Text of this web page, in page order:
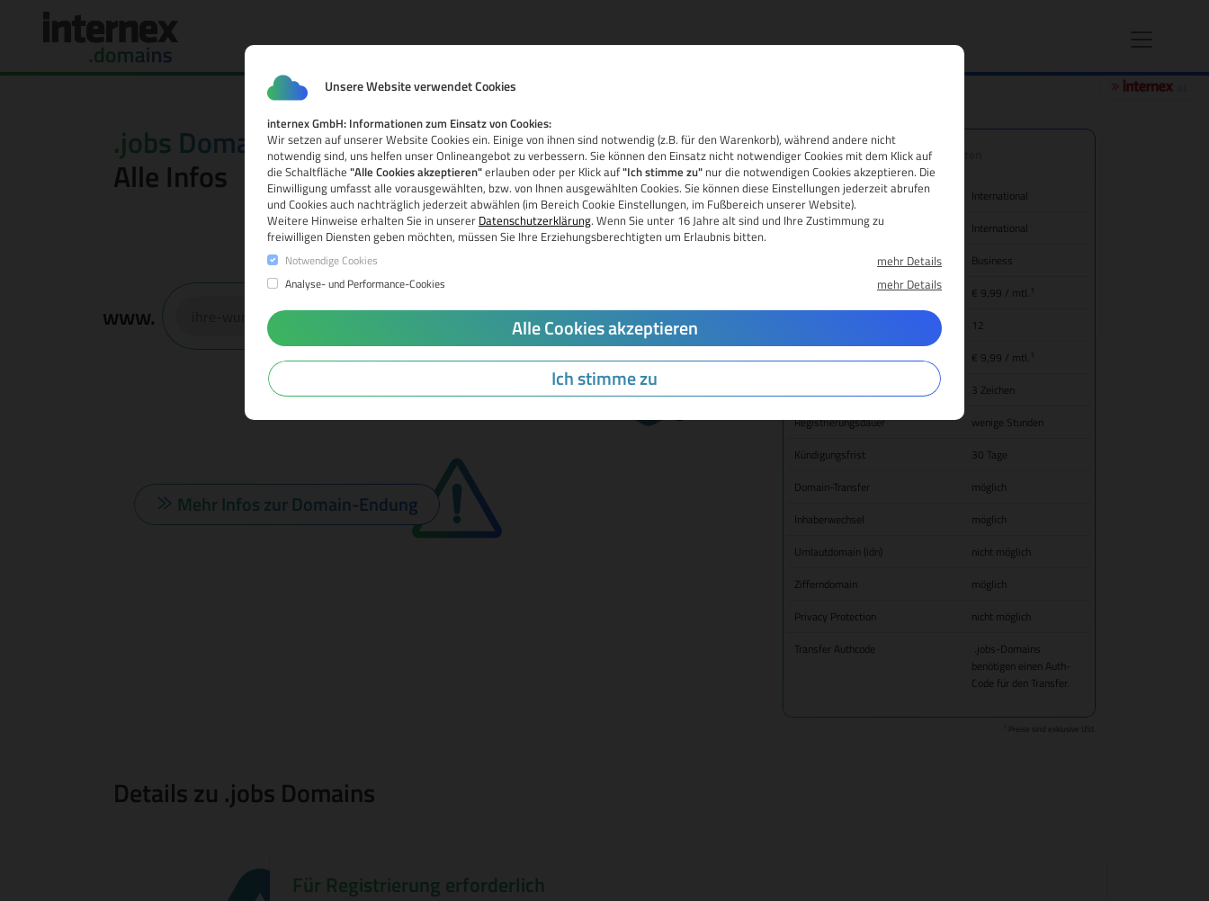
Unsere Website verwendet Cookies
internex GmbH: Informationen zum Einsatz von Cookies:
Wir setzen auf unserer Website Cookies ein. Einige von ihnen sind notwendig (z.B. für den Warenkorb), während andere nicht
notwendig sind, uns helfen unser Onlineangebot zu verbessern. Sie können den Einsatz nicht notwendiger Cookies mit dem Klick auf
die Schaltfläche "Alle Cookies akzeptieren"erlauben oder per Klick auf"Ich stimme zu" nur die notwendigen Cookies akzeptieren. Die
Einwilligung umfasst alle vorausgewählten, bzw. von Ihnen ausgewählten Cookies. Sie können diese Einstellungen jederzeit abrufen
und Cookies auch nachträglich jederzeit abwählen (im Bereich Cookie Einstellungen, im Fußbereich unserer Website).
Weitere Hinweise erhalten Sie in unserer Datenschutzerklärung. Wenn Sie unter 16 Jahre alt sind und Ihre Zustimmung zu
freiwilligen Diensten geben möchten, müssen Sie Ihre Erziehungsberechtigten um Erlaubnis bitten.
Notwendige Cookies mehr Details
Analyse- und Performance-Cookies mehr Details
Alle Cookies akzeptieren
Ich stimme zu
.jobs Domain
Alle Infos
www. Jetzt Domain prüfen
Mehr Infos zur Domain-Endung
.jobs Domain-Eigenschaften
Land/Bezeichnung
International
Region
International
Business
Preis für Domain-Registrierung
€ 9,99 / mtl.
12
Transfer (inkl. Jahresgebühr)
€ 9,99 / mtl.
3 Zeichen
Registrierungsdauer
wenige Stunden
Kündigungsfrist
30 Tage
Domain-Transfer
möglich
Inhaberwechsel
möglich
Umlautdomain (idn)
nicht möglich
Zifferndomain
möglich
Privacy Protection
nicht möglich
Transfer Authcode
.jobs-Domains
benötigen einen Auth-
Code für den Transfer.
Preise sind exklusive USt.
Details zu .jobs Domains
Für Registrierung erforderlich